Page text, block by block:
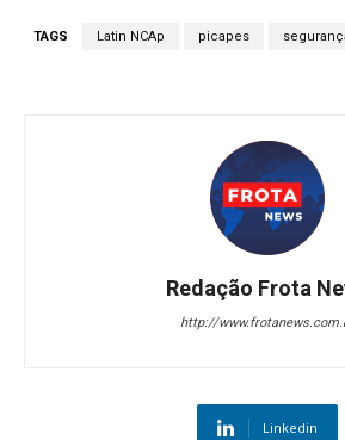
TAGS Latin NCAp picapes
Redação Frota
http://
Linkedin